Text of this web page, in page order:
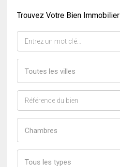
Trouvez Votre Bien Immobilier
Toutes les villes
Chambres
Tous les types